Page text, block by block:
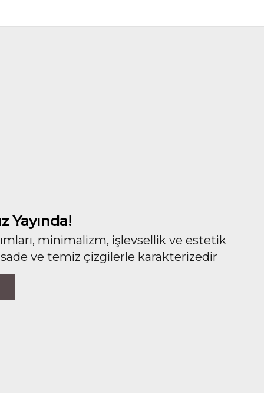
Yayında!
minimalizm, işlevsellik ve estetik
ve temiz çizgilerle karakterizedir